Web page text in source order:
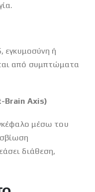
εγκυμοσύνη ή
από συμπτώματα
Brain Axis)
μέσω του
διάθεση,